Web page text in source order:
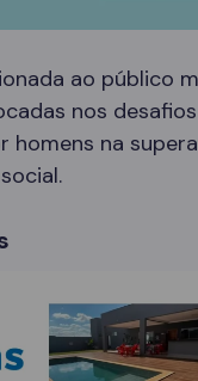
ao público
nos
homens na